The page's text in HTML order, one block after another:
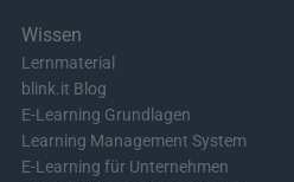
Wissen
Lernmaterial
blink.it Blog
E-Learning Grundlagen
Learning Management System
E-Learning für Unternehmen